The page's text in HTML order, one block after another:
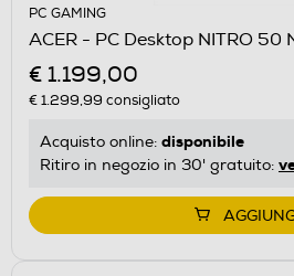
PC GAMING
ACER - PC Desktop NITRO
€ 1.199,00
€ 1.299,99 consigliato
Acquisto online: disponibile
Ritiro in negozio in 30' gratuito: